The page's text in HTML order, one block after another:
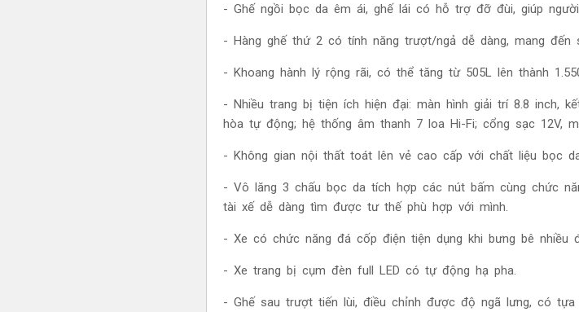
- Ghế ngồi bọc da êm ái, ghế lái có hỗ trợ đỡ đùi, giúp
- Hàng ghế thứ 2 có tính năng trượt/ngả dễ dàng, mang đến
- Khoang hành lý rộng rãi, có thể tăng từ 505L lên thành
- Nhiều trang bị tiện ích hiện đại: màn hình giải trí 8.8 inch,
hòa tự động; hệ thống âm thanh 7 loa Hi-Fi; cổng sạc 12V,
- Không gian nội thất toát lên vẻ cao cấp với chất liệu bọc
- Vô lăng 3 chấu bọc da tích hợp các nút bấm cùng chức
tài xế dễ dàng tìm được tư thế phù hợp với mình.
- Xe có chức năng đá cốp điện tiện dụng khi bưng bê nhiều
- Xe trang bị cụm đèn full LED có tự động hạ pha.
- Ghế sau trượt tiến lùi, điều chỉnh được độ ngã lưng, có